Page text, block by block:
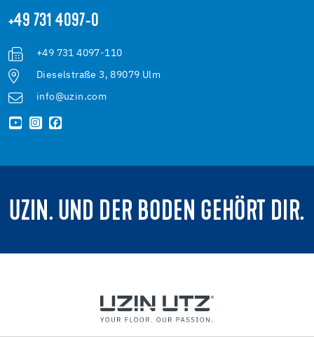
+49 731 4097-0
+49 731 4097-110
Dieselstraße 3, 89079 Ulm
info@uzin.com
UZIN. UND DER BODEN GEHÖRT DIR.